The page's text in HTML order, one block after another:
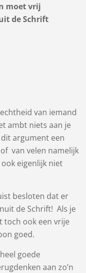
moet vrij
de Schrift
van iemand
ambt niets aan je
argument een
van velen namelijk
eigenlijk niet
besloten dat er
de Schrift! Als je
toch ook een vrije
goed.
goede
aan zo’n